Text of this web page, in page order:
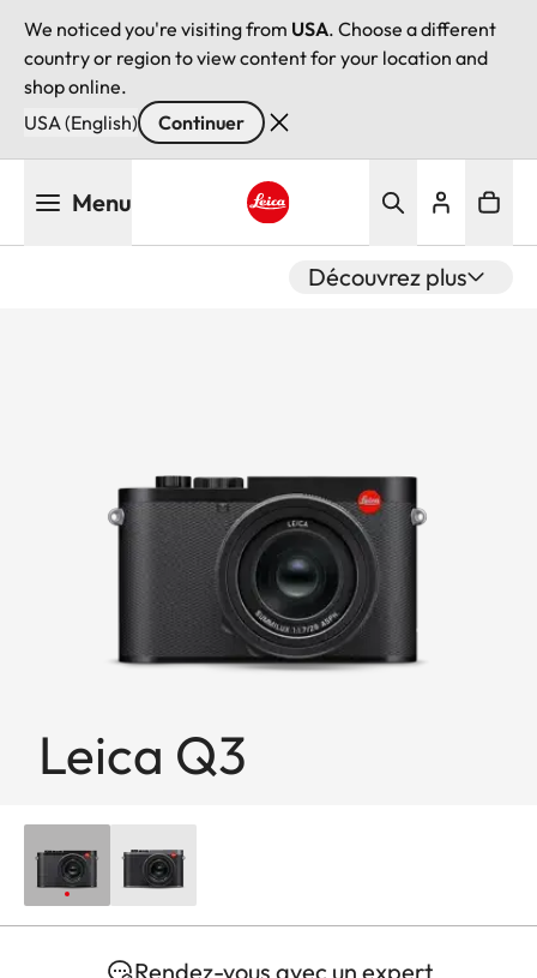
We noticed you're visiting from USA. Choose a different
country or region to view content for your location and
shop online.
USA (English)
Continuer
Menu
Découvrez plus
Leica Q3
Rendez-vous avec un expert